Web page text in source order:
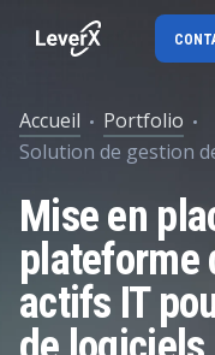
SAP S/4HANA migration
SAP Ariba
Digital Supply Chain
Accueil
Portfolio
Solution de gestion
Mise en
plateforme
actifs IT